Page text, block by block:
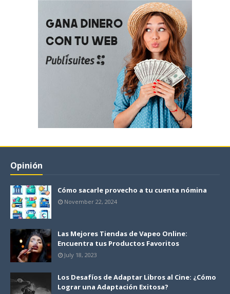
Opinión
Cómo sacarle provecho a tu cuenta nómina
November 22, 2024
Las Mejores Tiendas de Vapeo Online:
Encuentra tus Productos Favoritos
July 18, 2023
Los Desafíos de Adaptar Libros al Cine: ¿Cómo
Lograr una Adaptación Exitosa?